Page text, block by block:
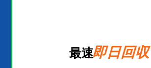
最速即日回収